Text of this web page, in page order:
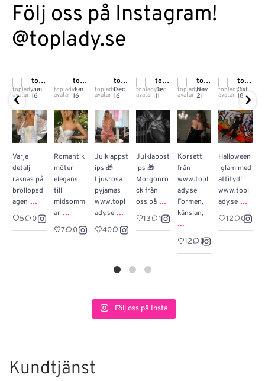
Följ oss på Instagram!
@toplady.se
toplady.se
Jun
16
Varje
detalj
räknas på
bröllopsd
agen ...
5 0
toplady.se
Jun
16
Romantik
möter
elegans
till
midsomm
ar ...
7 0
toplady.se
Dec
16
Julklappst
ips 🎁
Ljusrosa
pyjamas
www.topl
ady.se ...
40 1
toplady.se
Dec
11
Julklappst
ips 🎁
Morgonro
ck från
oss på ...
13 1
toplady.se
Nov
21
Korsett
från
www.topl
ady.se
Formen,
känslan,
...
12 0
toplady.se
Okt
18
Halloween
‑glam med
attityd!
www.topl
ady.se ...
12 0
Följ oss på Insta
Kundtjänst